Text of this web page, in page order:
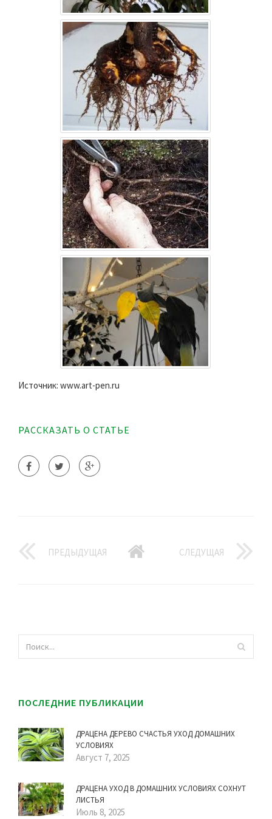
Источник: www.art-pen.ru
РАССКАЗАТЬ О СТАТЬЕ
ПРЕДЫДУЩАЯ СЛЕДУЩАЯ
ПОСЛЕДНИЕ ПУБЛИКАЦИИ
ДРАЦЕНА ДЕРЕВО СЧАСТЬЯ УХОД ДОМАШНИХ
УСЛОВИЯХ
Август 7, 2025
ДРАЦЕНА УХОД В ДОМАШНИХ УСЛОВИЯХ СОХНУТ
ЛИСТЬЯ
Июль 8, 2025